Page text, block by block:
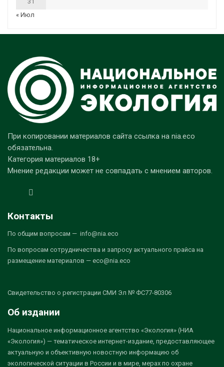
« Июл
При копировании материалов сайта ссылка на nia.eco
обязательна.
Категория материалов 18+
Мнение редакции может не совпадать с мнением авторов.
Контакты
По общим вопросам — info@nia.eco
По вопросам сотрудничества и запросу актуального прайса на
размещение материалов — eco@nia.eco
Свидетельство о регистрации СМИ Эл № ФС77-80306
Об издании
Национальное информационное агентство «Экология» (НИА
«Экология») — тематическое интернет-издание, предоставляющее
актуальную и объективную новостную информацию об
экологической ситуации в России и в мире, мерах по охране